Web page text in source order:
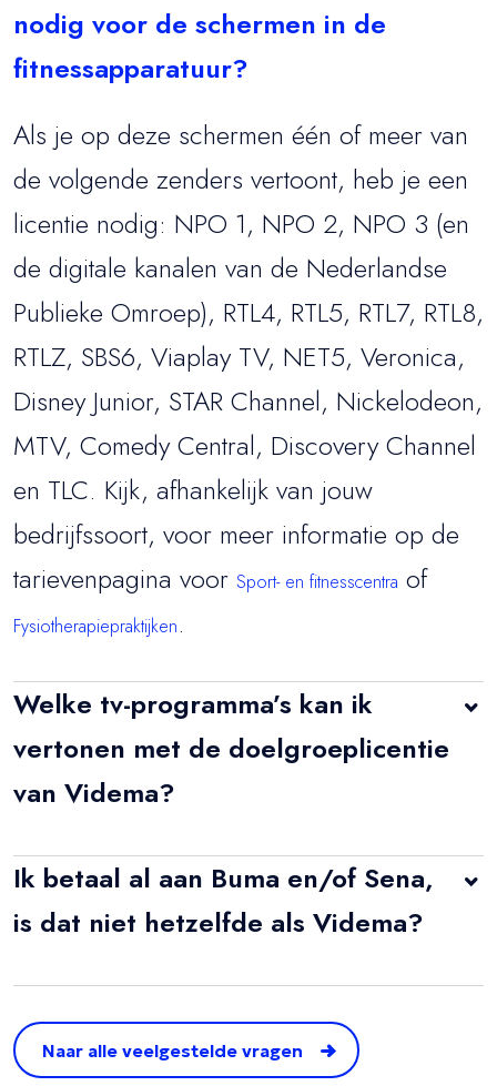
nodig voor de schermen in de
fitnessapparatuur?
Als je op deze schermen één of meer van
de volgende zenders vertoont, heb je een
licentie nodig: NPO 1, NPO 2, NPO 3 (en
de digitale kanalen van de Nederlandse
Publieke Omroep), RTL4, RTL5, RTL7, RTL8,
RTLZ, SBS6, Viaplay TV, NET5, Veronica,
Disney Junior, STAR Channel, Nickelodeon,
MTV, Comedy Central, Discovery Channel
en TLC. Kijk, afhankelijk van jouw
bedrijfssoort, voor meer informatie op de
tarievenpagina voor Sport- en fitnesscentra of
Fysiotherapiepraktijken.
Welke tv-programma’s kan ik
vertonen met de doelgroeplicentie
van Videma?
Met de doelgroeplicentie van Videma krijg
je auteursrechtelijke toestemming voor de
programma’s die worden uitgezonden op
de kanalen: NPO 1, NPO 2, NPO 3 (en de
Ik betaal al aan Buma en/of Sena,
is dat niet hetzelfde als Videma?
Nee.BumaenSenaverlenen licenties om
muziek af te spelen in bijvoorbeeld een
winkel of café. Videma verleent licenties
Naar alle veelgestelde vragen